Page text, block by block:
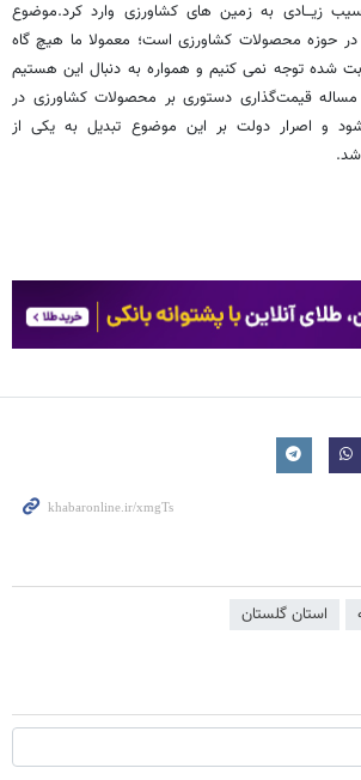
زیـــادی به زمین های کشاورزی وارد کرد.موضوع
حوزه محصولات کشاورزی است؛ معمولا ما هیچ گاه
شده توجه نمی کنیم و همواره به دنبال این هستیم
قیمت‌گذاری دستوری بر محصولات کشاورزی در
و اصرار دولت بر این موضوع تبدیل به یکی از
استان گلستان